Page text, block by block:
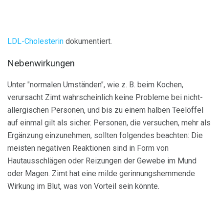
LDL-Cholesterin dokumentiert.
Nebenwirkungen
Unter "normalen Umständen", wie z. B. beim Kochen,
verursacht Zimt wahrscheinlich keine Probleme bei nicht-
allergischen Personen, und bis zu einem halben Teelöffel
auf einmal gilt als sicher. Personen, die versuchen, mehr als
Ergänzung einzunehmen, sollten folgendes beachten: Die
meisten negativen Reaktionen sind in Form von
Hautausschlägen oder Reizungen der Gewebe im Mund
oder Magen. Zimt hat eine milde gerinnungshemmende
Wirkung im Blut, was von Vorteil sein könnte.